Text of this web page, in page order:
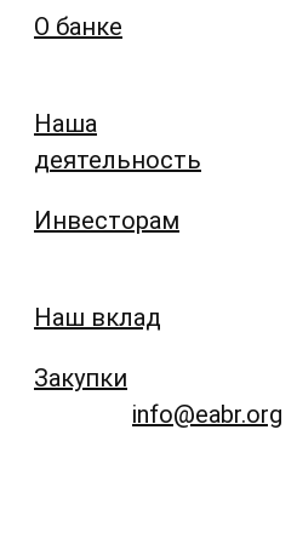
О банке
Наша
деятельность
Инвесторам
Наш вклад
Закупки
info@eabr.org